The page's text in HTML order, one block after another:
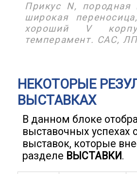
Прикус N, породная
широкая
хороший V
темперамент. САС,
НЕКОТОРЫЕ
ВЫСТАВКАХ
В данном блоке
выставочных успехах
выставок, которые
разделе ВЫСТАВКИ.